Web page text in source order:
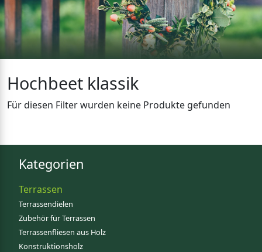
Hochbeet klassik
Für diesen Filter wurden keine Produkte gefunden
Kategorien
Terrassen
Terrassendielen
Zubehör für Terrassen
Terrassenfliesen aus Holz
Konstruktionsholz